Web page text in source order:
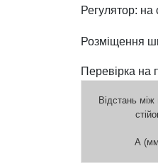
Регулятор: на
Розміщення
Перевірка на
Відстань
А